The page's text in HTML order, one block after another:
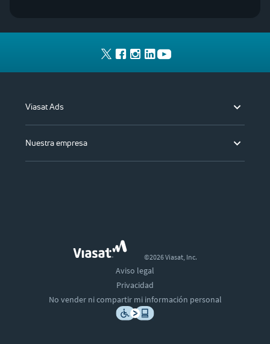
Viasat Ads
Nuestra empresa
©2026 Viasat, Inc.
Aviso legal
Privacidad
No vender ni compartir mi información personal